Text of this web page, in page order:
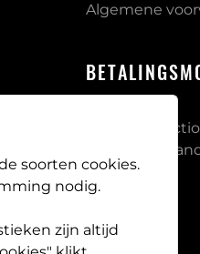
Algemene
Bij PB
via
soorten cookies.
nodig.
zijn altijd